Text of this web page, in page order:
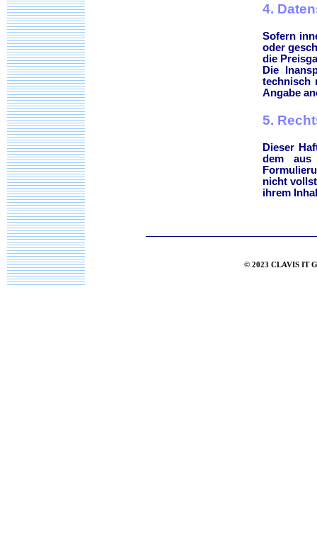
4.
Sofern
oder
die
Die
technisch
Angabe
5.
Dieser
dem aus
nicht
ihrem
© 2023 CLAVIS IT